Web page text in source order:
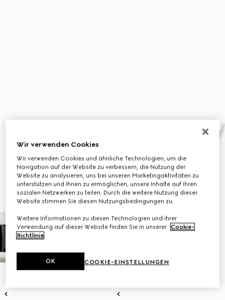
Wir verwenden Cookies
Wir verwenden Cookies und ähnliche Technologien, um die
Navigation auf der Website zu verbessern, die Nutzung der
Website zu analysieren, uns bei unseren Marketingaktivitäten zu
unterstützen und Ihnen zu ermöglichen, unsere Inhalte auf Ihren
sozialen Netzwerken zu teilen. Durch die weitere Nutzung dieser
Website stimmen Sie diesen Nutzungsbedingungen zu.
Weitere Informationen zu diesen Technologien und ihrer
Verwendung auf dieser Website finden Sie in unserer Cookie-
Richtlinie.
COOKIE-EINSTELLUNGEN
OK